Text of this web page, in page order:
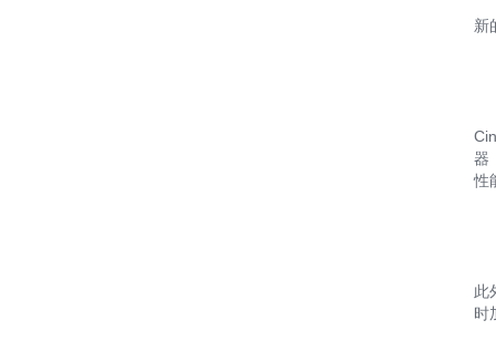
新
器
性
此
时